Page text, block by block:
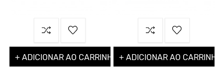
+ ADICIONAR AO CARRINHO + ADICIONAR AO CARRINHO